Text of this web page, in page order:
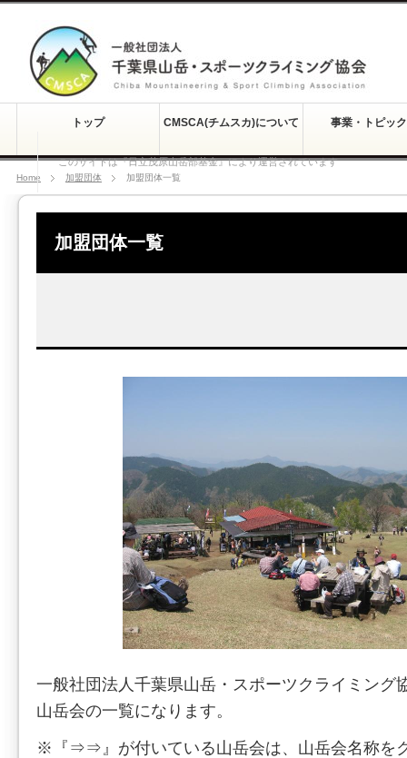
このサイトは『日立茂原山岳部基金』により運営されています
トップ CMSCA(チムスカ)について 事業・トピッ
Home 加盟団体 加盟団体一覧
加盟団体一覧
一般社団法人千葉県山岳・スポーツクライミング
山岳会の一覧になります。
※『⇒⇒』が付いている山岳会は、山岳会名称を